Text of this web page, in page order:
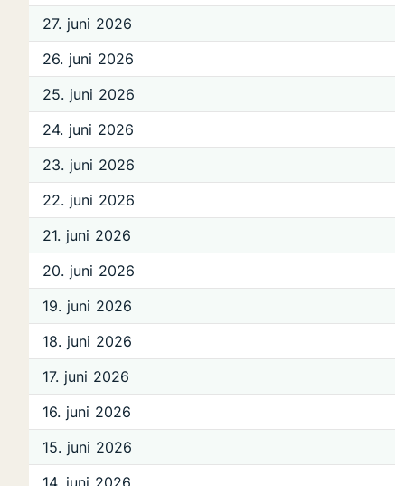
27. juni 2026
26. juni 2026
25. juni 2026
24. juni 2026
23. juni 2026
22. juni 2026
21. juni 2026
20. juni 2026
19. juni 2026
18. juni 2026
17. juni 2026
16. juni 2026
15. juni 2026
14. juni 2026